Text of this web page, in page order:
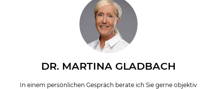
DR. MARTINA GLADBACH
In einem persönlichen Gespräch berate ich Sie gerne objektiv